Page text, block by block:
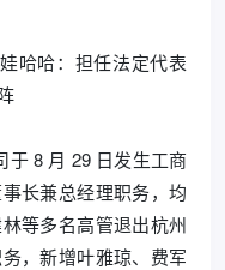
哈哈：担任法定代表
于 8 月 29 日发生工商
长兼总经理职务，均
等多名高管退出杭州
，新增叶雅琼、费军